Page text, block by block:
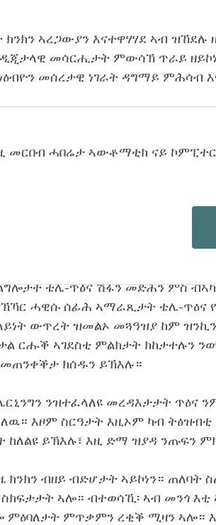
ኣረጋውያን እናተዋሃሃደ ኣብ ዝኸደሉ
መሳርሒታት ምውሳኽ ጥራይ ዘይኮነስ፡
መሰረታዊ ነገራት ዳግማይ ምሕሳብ
ቦታኡ ከመይ ጌርና ክንኣርግ ከም እንኽእል
ዓመት ዝዕድሚኦም ድሒሩ ነይሩ።
ዳህሰስቲ ንውድቀትን ዘይተለምደ
ግዜን ንምርግጋጽ ክሕግዙ ይኽእሉ።
ሙቐት ክፍሊ ክሳብ ምውላዕን
የዕቢ።
ክወሃብ ከምዝኽእል ኣብዮታዊ ለውጢ
ቴሌ-ጥዕና ሽፋን መድሕን ምስ
ሓዊሱ ሰፊሕ ኣማራጺታት ቴሌ-ጥዕና
ውጥረት ዝመልኦ መጓዓዝያ ከም
ርሑቕ ኣገደስቲ ምልክታት ክከታተሉን
ክሰዱን ይኽእሉ።
ንዝተፈላለዩ መረዳእታታት ጥዕና
እዞም ስርዓታት እዚኦም ካብ
ይኽእሉ፣ እዚ ድማ ዝያዳ ንጡፍን
ብዘይ ብድሆታት ኣይኮነን። ጠለባት
ኣሎ። ብተወሳኺ፡ ኣብ መንጎ እቲ
ምዕባለታት ምጥቃምን ረቂቕ ሚዛን ኣሎ።
መርበብ ሓበሬታ ኣውቶማቲክ ናይ